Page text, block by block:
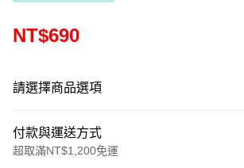
NT$690
請選擇商品選項
付款與運送方式
超取滿NT$1,200免運